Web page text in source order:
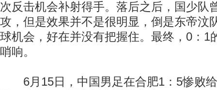
次反击机会补射得手。落后之后，国少队
攻，但是效果并不是很明显，倒是东帝汶
球机会，好在并没有把握住。最终，0：1
哨响。
6月15日，中国男足在合肥1：5惨败给